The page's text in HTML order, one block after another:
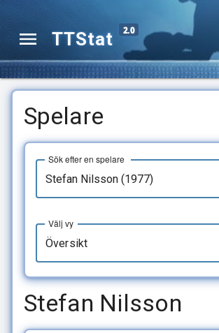
TTStat 2.0
Spelare
Sök efter en spelare
Översikt
Välj vy
Stefan Nilsson